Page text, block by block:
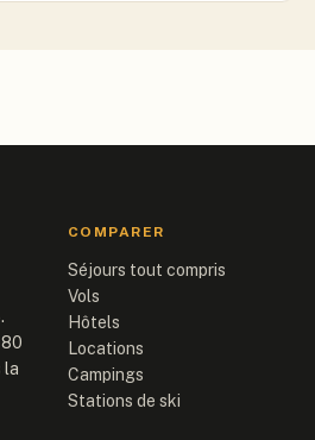
la
COMPARER
Séjours tout compris
Vols
Hôtels
Locations
Campings
Stations de ski